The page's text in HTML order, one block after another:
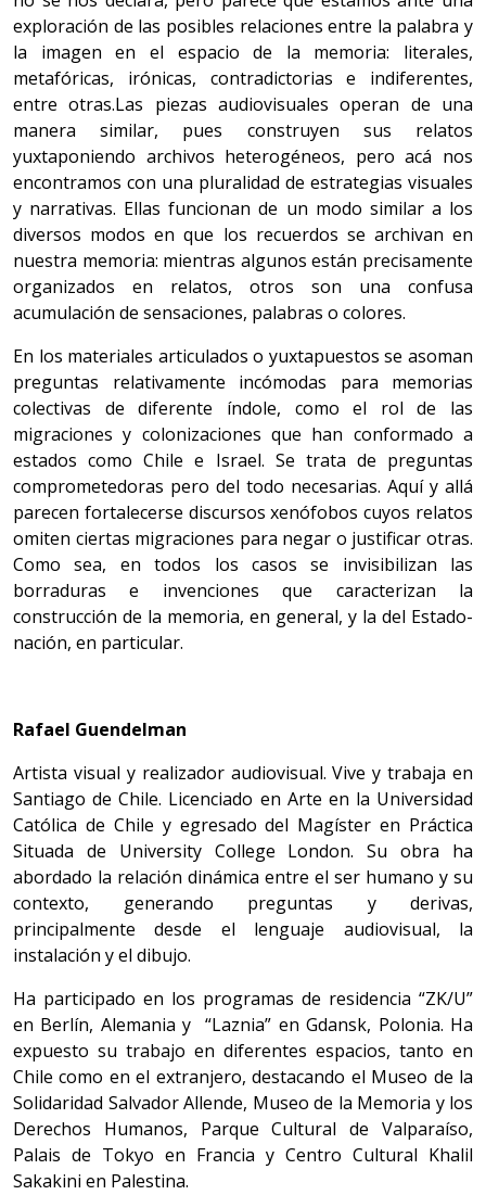
exploración de las posibles relaciones entre la palabra y
la imagen en el espacio de la memoria: literales,
metafóricas, irónicas, contradictorias e indiferentes,
entre otras.Las piezas audiovisuales operan de una
manera similar, pues construyen sus relatos
yuxtaponiendo archivos heterogéneos, pero acá nos
encontramos con una pluralidad de estrategias visuales
y narrativas. Ellas funcionan de un modo similar a los
diversos modos en que los recuerdos se archivan en
nuestra memoria: mientras algunos están precisamente
organizados en relatos, otros son una confusa
acumulación de sensaciones, palabras o colores.
En los materiales articulados o yuxtapuestos se asoman
preguntas relativamente incómodas para memorias
colectivas de diferente índole, como el rol de las
migraciones y colonizaciones que han conformado a
estados como Chile e Israel. Se trata de preguntas
comprometedoras pero del todo necesarias. Aquí y allá
parecen fortalecerse discursos xenófobos cuyos relatos
omiten ciertas migraciones para negar o justificar otras.
Como sea, en todos los casos se invisibilizan las
borraduras e invenciones que caracterizan la
construcción de la memoria, en general, y la del Estado-
nación, en particular.
Rafael Guendelman
Artista visual y realizador audiovisual. Vive y trabaja en
Santiago de Chile. Licenciado en Arte en la Universidad
Católica de Chile y egresado del Magíster en Práctica
Situada de University College London. Su obra ha
abordado la relación dinámica entre el ser humano y su
contexto, generando preguntas y derivas,
principalmente desde el lenguaje audiovisual, la
instalación y el dibujo.
Ha participado en los programas de residencia “ZK/U”
en Berlín, Alemania y “Laznia” en Gdansk, Polonia. Ha
expuesto su trabajo en diferentes espacios, tanto en
Chile como en el extranjero, destacando el Museo de la
Solidaridad Salvador Allende, Museo de la Memoria y los
Derechos Humanos, Parque Cultural de Valparaíso,
Palais de Tokyo en Francia y Centro Cultural Khalil
Sakakini en Palestina.